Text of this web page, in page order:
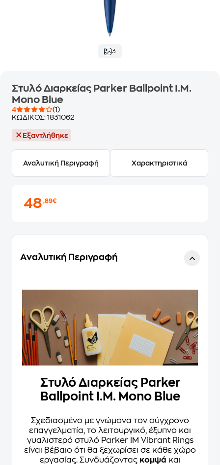
3
Στυλό Διαρκείας Parker Ballpoint Ι.Μ.
Mono Blue
4
(1)
ΚΩΔΙΚΟΣ: 1831062
Εξαντλήθηκε
Αναλυτική Περιγραφή Χαρακτηριστικά
48,89€
Αναλυτική Περιγραφή
Στυλό Διαρκείας Parker
Ballpoint Ι.Μ. Mono Blue
Σχεδιασμένο με γνώμονα τον σύγχρονο
επαγγελματία, το λειτουργικό, έξυπνο και
γυαλιστερό στυλό Parker IM Vibrant Rings
είναι βέβαιο ότι θα ξεχωρίσει σε κάθε χώρο
εργασίας. Συνδυάζοντας κομψά και